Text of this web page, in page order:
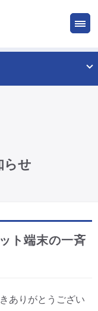
らせ
ト端末の一斉
ありがとうござい
サービス